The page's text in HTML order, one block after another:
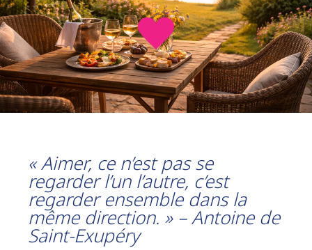
« Aimer, ce n’est pas se
regarder l’un l’autre, c’est
regarder ensemble dans la
même direction. » – Antoine de
Saint-Exupéry